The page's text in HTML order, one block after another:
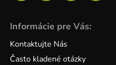
Informácie pre Vás:
Kontaktujte Nás
Často kladené otázky